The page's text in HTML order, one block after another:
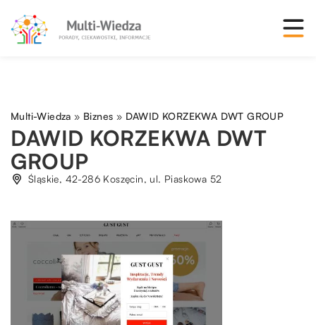
Multi-Wiedza » Biznes » DAWID KORZEKWA DWT GROUP
DAWID KORZEKWA DWT
GROUP
Śląskie, 42-286 Koszęcin, ul. Piaskowa 52